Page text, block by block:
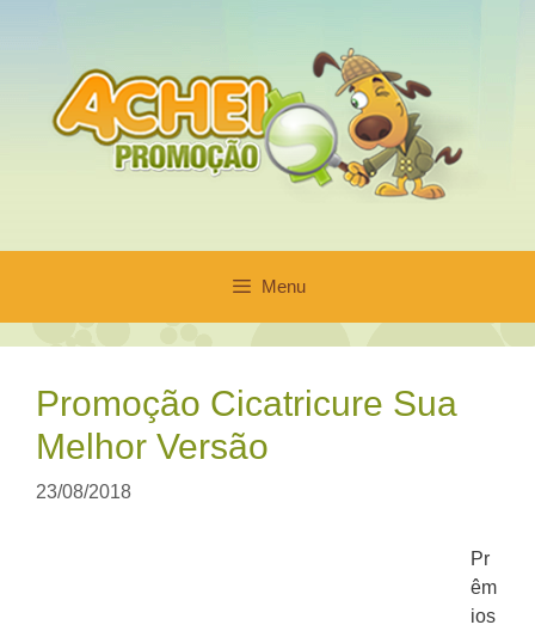
conteúdo
Menu
Promoção Cicatricure Sua
Melhor Versão
23/08/2018
Pr
êm
ios